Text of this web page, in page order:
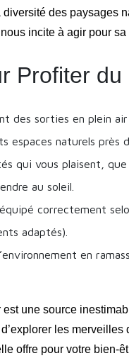
des paysages
incite à agir pour sa
Profiter du
des sorties en plein
espaces naturels près
qui vous plaisent,
au soleil.
correctement
adaptés).
en
une source
les
offre pour votre bien-